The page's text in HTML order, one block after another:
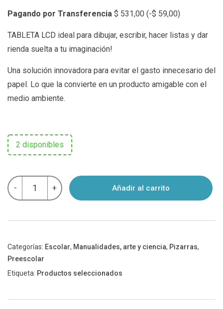
Pagando por Transferencia $ 531,00 (-$ 59,00)
TABLETA LCD ideal para dibujar, escribir, hacer listas y dar
rienda suelta a tu imaginación!
Una solución innovadora para evitar el gasto innecesario del
papel. Lo que la convierte en un producto amigable con el
medio ambiente.
2 disponibles
-
PIZARRA
MÁGICA
LCD
+ Añadir al carrito
Categorías: Escolar, Manualidades, arte y ciencia, Pizarras,
Preescolar
Etiqueta: Productos seleccionados